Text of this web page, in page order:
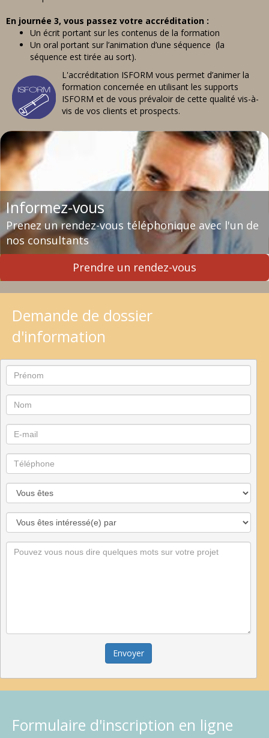
En journée 3, vous passez votre accréditation :
Un écrit portant sur les contenus de la formation
Un oral portant sur l’animation d’une séquence (la
séquence est tirée au sort).
L'accréditation ISFORM vous permet d’animer la
formation concernée en utilisant les supports
ISFORM et de vous prévaloir de cette qualité vis-à-
vis de vos clients et prospects.
Informez-vous
Prenez un rendez-vous téléphonique avec l'un de
nos consultants
Prendre un rendez-vous
Demande de dossier
d'information
Envoyer
Formulaire d'inscription en ligne